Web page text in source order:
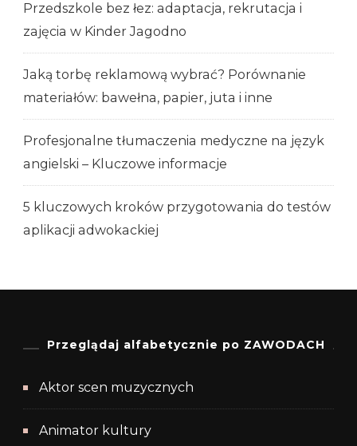
Przedszkole bez łez: adaptacja, rekrutacja i
zajęcia w Kinder Jagodno
Jaką torbę reklamową wybrać? Porównanie
materiałów: bawełna, papier, juta i inne
Profesjonalne tłumaczenia medyczne na język
angielski – Kluczowe informacje
5 kluczowych kroków przygotowania do testów
aplikacji adwokackiej
Przeglądaj alfabetycznie po ZAWODACH
Aktor scen muzycznych
Animator kultury